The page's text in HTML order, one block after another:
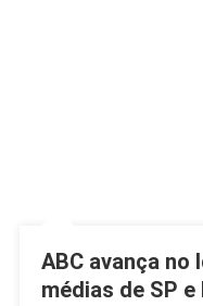
ABC avança no
médias de SP e